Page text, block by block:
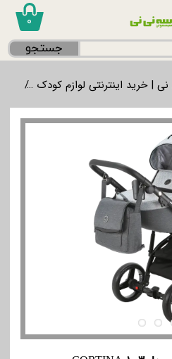
۰
جستجو
| خرید اینترنتی لوازم کودک